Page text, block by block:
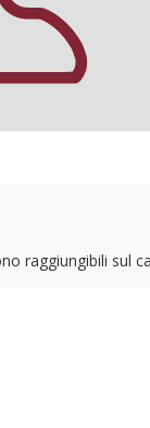
raggiungibili sul